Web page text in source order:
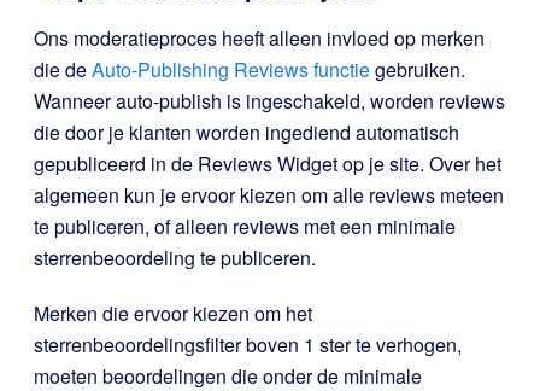
Ons moderatieproces heeft alleen invloed op merken
die deAuto-Publishing Reviews functiegebruiken.
Wanneer auto-publish is ingeschakeld, worden reviews
die door je klanten worden ingediend automatisch
gepubliceerd in de Reviews Widget op je site. Over het
algemeen kun je ervoor kiezen om alle reviews meteen
te publiceren, of alleen reviews met een minimale
sterrenbeoordeling te publiceren.
Merken die ervoor kiezen om het
sterrenbeoordelingsfilter boven 1 ster te verhogen,
moeten beoordelingen die onder de minimale